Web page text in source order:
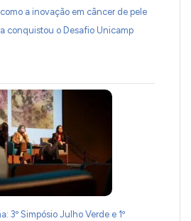
a inovação em câncer de pele
conquistou o Desafio Unicamp
3º Simpósio Julho Verde e 1º